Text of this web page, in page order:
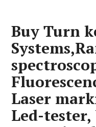
Buy Turn
Laser
Led-